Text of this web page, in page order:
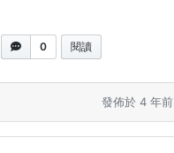
0 閱讀
發佈於 4 年前